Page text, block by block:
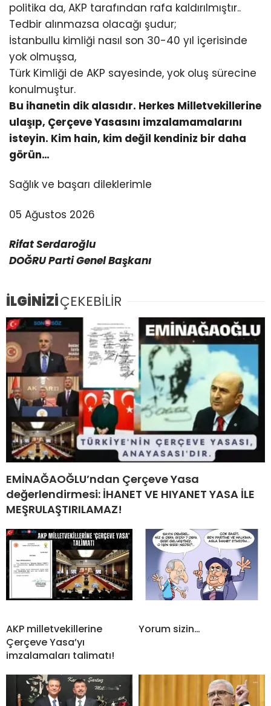
politika da, AKP tarafından rafa kaldırılmıştır..
Tedbir alınmazsa olacağı şudur;
İstanbullu kimliği nasıl son 30-40 yıl içerisinde
yok olmuşsa,
Türk Kimliği de AKP sayesinde, yok oluş sürecine
konulmuştur.
Bu ihanetin dik alasıdır. Herkes Milletvekillerine
ulaşıp, Çerçeve Yasasını imzalamamalarını
isteyin. Kim hain, kim değil kendiniz bir daha
görün…
Sağlık ve başarı dileklerimle
05 Ağustos 2026
Rifat Serdaroğlu
DOĞRU Parti Genel Başkanı
İLGİNİZİÇEKEBİLİR
EMİNAĞAOĞLU’ndan Çerçeve Yasa
değerlendirmesi: İHANET VE HIYANET YASA İLE
MEŞRULAŞTIRILAMAZ!
AKP milletvekillerine
Çerçeve Yasa’yı
imzalamaları talimatı!
Yorum sizin…